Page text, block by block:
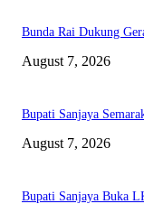
Bunda Rai Dukung
August 7, 2026
Bupati Sanjaya
August 7, 2026
Bupati Sanjaya Buka